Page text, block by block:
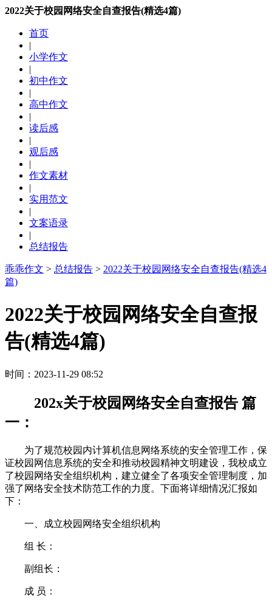
2022关于校园网络安全自查报告(精选4篇)
首页
|
小学作文
|
初中作文
|
高中作文
|
读后感
|
观后感
|
作文素材
|
实用范文
|
文案语录
|
总结报告
乖乖作文 > 总结报告 > 2022关于校园网络安全自查报告(精选4
篇)
2022关于校园网络安全自查报
告(精选4篇)
时间：2023-11-29 08:52
202x关于校园网络安全自查报告 篇
一：
为了规范校园内计算机信息网络系统的安全管理工作，保
证校园网信息系统的安全和推动校园精神文明建设，我校成立
了校园网络安全组织机构，建立健全了各项安全管理制度，加
强了网络安全技术防范工作的力度。下面将详细情况汇报如
下：
一、成立校园网络安全组织机构
组 长：
副组长：
成 员：